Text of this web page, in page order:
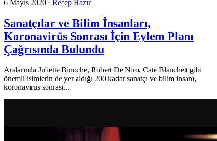
6 Mayıs 2020 · Recep Hazır
Sanatçılar ve Bilim İnsanları,
Koronavirüs Sonrası İçin Eylem Planı
Çağrısında Bulundu
Aralarında Juliette Binoche, Robert De Niro, Cate Blanchett gibi
önemli isimlerin de yer aldığı 200 kadar sanatçı ve bilim insanı,
koronavirüs sonrası...